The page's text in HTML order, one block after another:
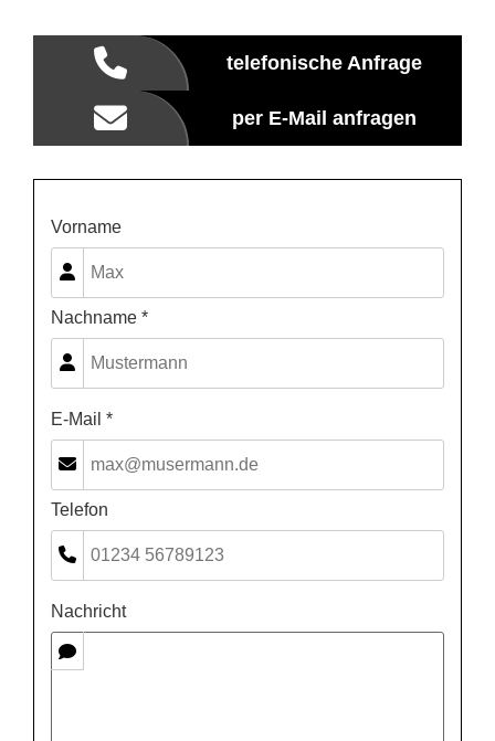
telefonische Anfrage
per E-Mail anfragen
Vorname
Nachname *
E-Mail *
Telefon
Nachricht